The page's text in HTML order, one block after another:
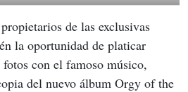
de las exclusivas
la oportunidad de platicar
con el famoso músico,
del nuevo álbum Orgy of the